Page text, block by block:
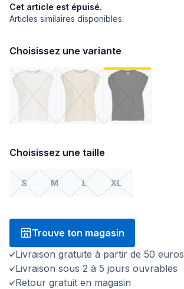
Cet article est épuisé.
Articles similaires disponibles.
Choisissez une variante
Choisissez une taille
S M L XL
Trouve ton magasin
Livraison gratuite à partir de 50 euros
Livraison sous 2 à 5 jours ouvrables
Retour gratuit en magasin